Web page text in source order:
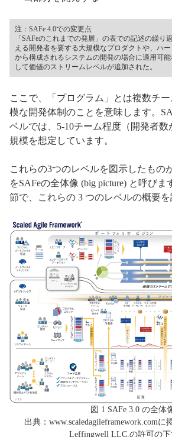
注：SAFe 4.0での変更点
「SAFeのこれまでの発展」の表での記述の繰り
える開発者を要する大規模なプロダクトや、ハ
から構成されるシステムの開発の場合に適用可
して価値のストリームレベルが追加された。
ここで、「プログラム」とは複数チ
模な開発体制のことを意味します。
ベルでは、5-10チーム程度（開発者数
規模を想定しています。
これらの3つのレベルを図示したもの
をSAFeの全体像 (big picture) と呼び
節で、これらの 3 つのレベルの概要を
図 1 SAFe 3.0 の全体
出典：www.scaledagileframework.com
Leffingwell LLC.の許可の下